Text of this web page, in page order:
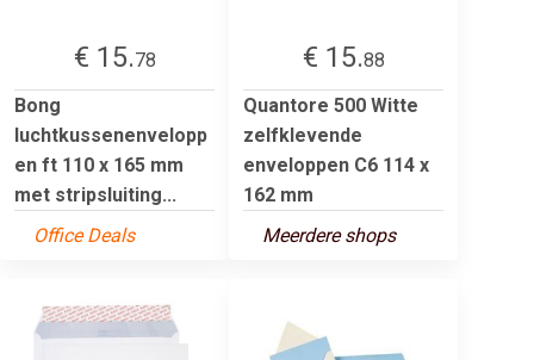
€ 15.78
Bong
luchtkussenenvelopp
en ft 110 x 165 mm
met stripsluiting...
Office Deals
€ 15.88
Quantore 500 Witte
zelfklevende
enveloppen C6 114 x
162 mm
Meerdere shops